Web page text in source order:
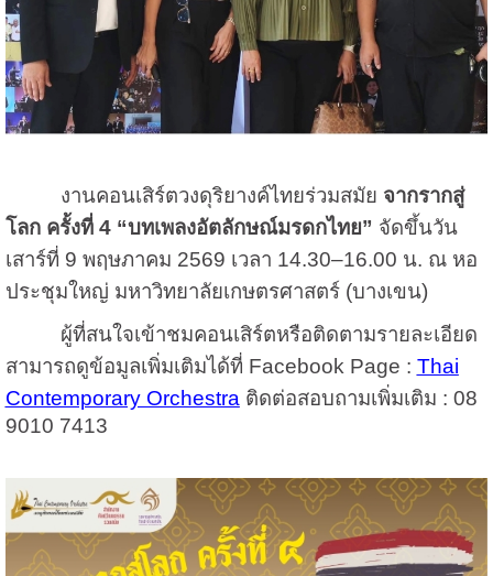
งานคอนเสิร์ตวงดุริยางค์ไทยร่วมสมัย จากรากสู่
โลก ครั้งที่ 4 “บทเพลงอัตลักษณ์มรดกไทย” จัดขึ้นวัน
เสาร์ที่ 9 พฤษภาคม 2569 เวลา 14.30–16.00 น. ณ หอ
ประชุมใหญ่ มหาวิทยาลัยเกษตรศาสตร์ (บางเขน)
ผู้ที่สนใจเข้าชมคอนเสิร์ตหรือติดตามรายละเอียด
สามารถดูข้อมูลเพิ่มเติมได้ที่ Facebook Page : Thai
Contemporary Orchestra ติดต่อสอบถามเพิ่มเติม : 08
9010 7413